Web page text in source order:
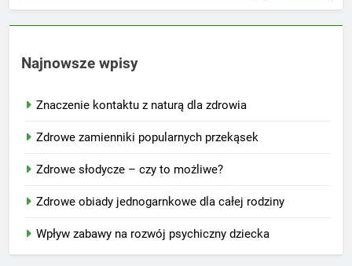
Najnowsze wpisy
Znaczenie kontaktu z naturą dla zdrowia
Zdrowe zamienniki popularnych przekąsek
Zdrowe słodycze – czy to możliwe?
Zdrowe obiady jednogarnkowe dla całej rodziny
Wpływ zabawy na rozwój psychiczny dziecka